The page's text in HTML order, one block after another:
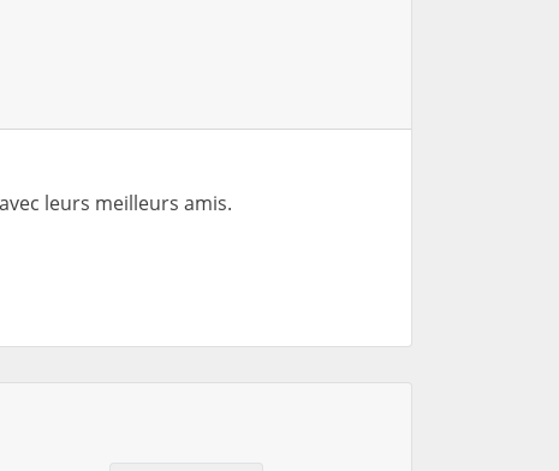
leurs meilleurs amis.